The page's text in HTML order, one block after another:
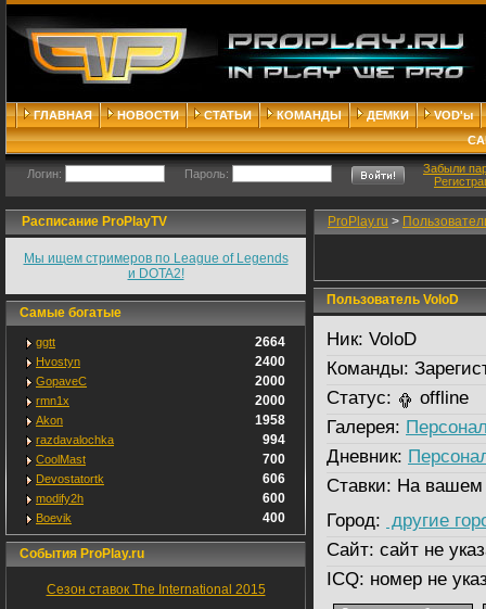
ГЛАВНАЯ НОВОСТИ СТАТЬИ КОМАНДЫ ДЕМКИ
VOD'ы
Логин: Пароль:
Забыли
Расписание ProPlayTV
Мы ищем стримеров по League of Legends
и DOTA2!
Самые богатые
ggtt 2664
Hvostyn 2400
GopaveC 2000
rmn1x 2000
Akon 1958
razdavalochka 994
CoolMast 700
Devostatortk 606
modify2h 600
Boevik 400
События ProPlay.ru
Сезон ставок The International 2015
ProPlay.ru >
Пользователь VoloD
Ник: VoloD
Команды:
Статус:
offline
Галерея:
Дневник:
Ставки: На вашем
Город: другие
Сайт: сайт не
ICQ: номер не